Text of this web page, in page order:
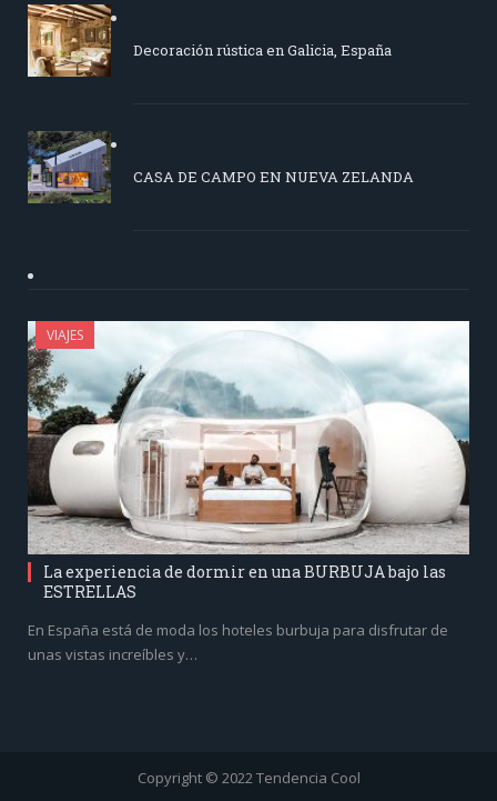
Decoración rústica en Galicia, España
CASA DE CAMPO EN NUEVA ZELANDA
VIAJES
La experiencia de dormir en una BURBUJA bajo las
ESTRELLAS
En España está de moda los hoteles burbuja para disfrutar de
unas vistas increíbles y…
Copyright © 2022 Tendencia Cool